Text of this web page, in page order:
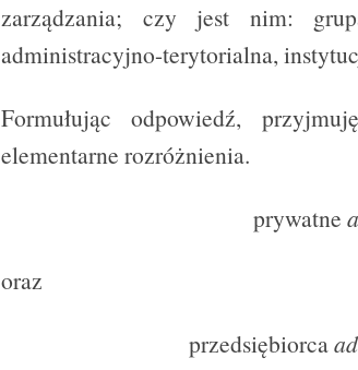
zarządzania; czy jest nim:
administracyjno-terytorialna,
Formułując odpowiedź,
elementarne rozróżnienia.
prywatne
oraz
przedsiębiorca